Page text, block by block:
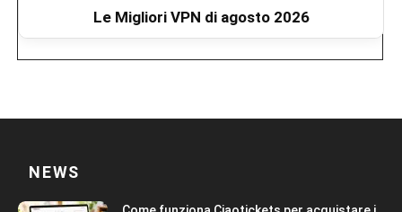
Le Migliori VPN di agosto 2026
NEWS